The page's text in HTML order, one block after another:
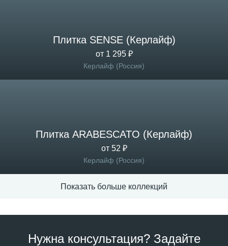
Плитка SENSE (Керлайф)
от 1 295 ₽
Керлайф (Россия)
Плитка ARABESCATO (Керлайф)
от 52 ₽
Керлайф (Россия)
Показать больше коллекций
Нужна консультация? Задайте